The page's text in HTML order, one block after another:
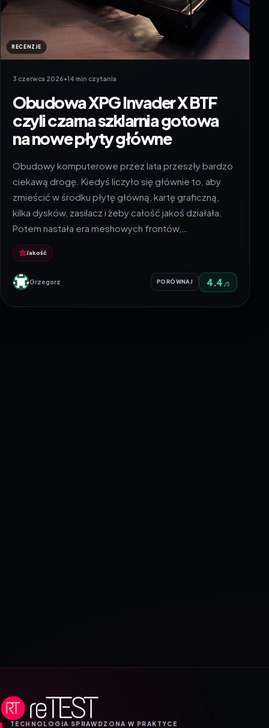
RECENZJE
3 czerwca 2026•14 min czytania
Obudowa XPG Invader X BTF
czyli czarna szklarnia gotowa
na nowe płyty główne
Obudowy komputerowe przez lata przeszły bardzo
ciekawą drogę. Kiedyś liczyło się głównie to, aby
zmieścić w środku płytę główną, kartę graficzną,
kilka dysków, zasilacz i żeby całość jakoś działała.
Potem nastała era meshowych frontów,…
Jakość
Grzegorz PORÓWNAJ 4.4 /5
TECHNOLOGIA SPRAWDZONA W PRAKTYCE